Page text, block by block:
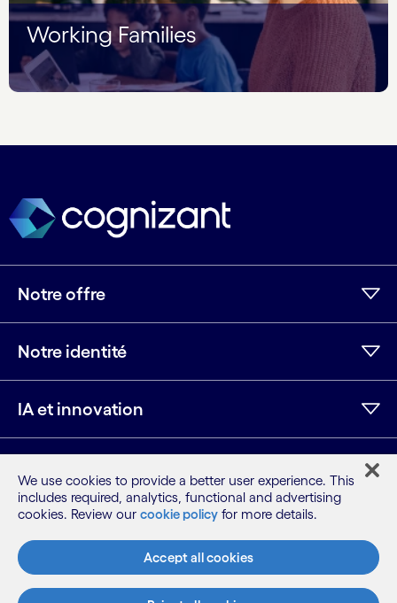
Working Families
Notre offre
Notre identité
IA et innovation
LinkedIn
Twitter
Facebook
Instagram
Youtube
Plan du site
We use cookies to provide a better user experience. This
includes required, analytics, functional and advertising
cookies. Review our cookie policy for more details.
Accept all cookies